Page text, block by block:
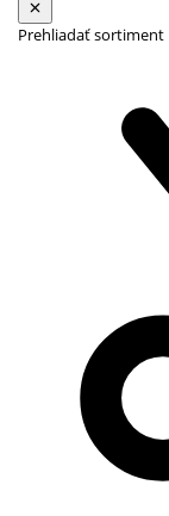
Prehliadať sortiment